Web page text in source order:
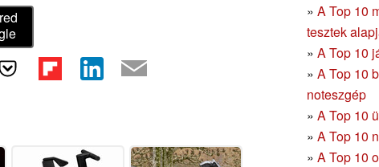
» A Top 10
tesztek
» A Top 10
» A Top 10
noteszgép
» A Top 10
» A Top 10
» A Top 10